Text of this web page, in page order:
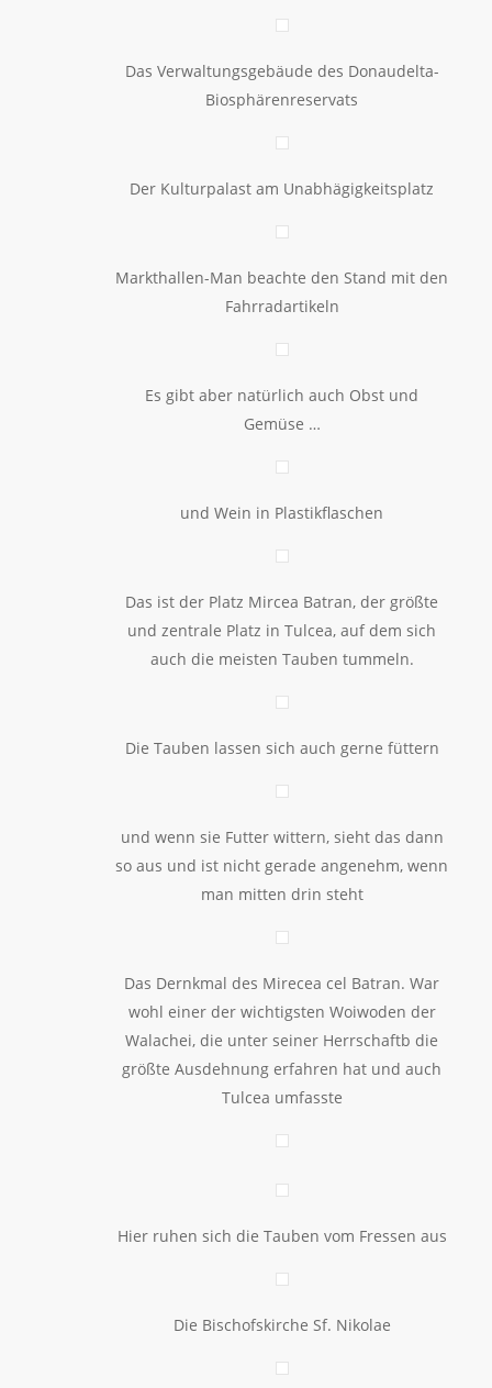
Das Verwaltungsgebäude des Donaudelta-
Biosphärenreservats
Der Kulturpalast am Unabhägigkeitsplatz
Markthallen-Man beachte den Stand mit den
Fahrradartikeln
Es gibt aber natürlich auch Obst und
Gemüse …
und Wein in Plastikflaschen
Das ist der Platz Mircea Batran, der größte
und zentrale Platz in Tulcea, auf dem sich
auch die meisten Tauben tummeln.
Die Tauben lassen sich auch gerne füttern
und wenn sie Futter wittern, sieht das dann
so aus und ist nicht gerade angenehm, wenn
man mitten drin steht
Das Dernkmal des Mirecea cel Batran. War
wohl einer der wichtigsten Woiwoden der
Walachei, die unter seiner Herrschaftb die
größte Ausdehnung erfahren hat und auch
Tulcea umfasste
Hier ruhen sich die Tauben vom Fressen aus
Die Bischofskirche Sf. Nikolae